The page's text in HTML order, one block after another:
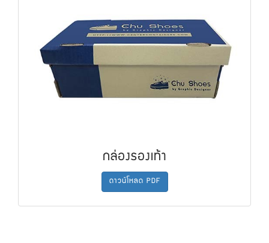
กล่องรองเท้า
ดาวน์โหลด PDF